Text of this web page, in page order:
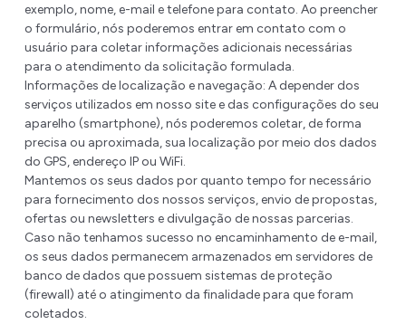
exemplo, nome, e-mail e telefone para contato. Ao preencher
o formulário, nós poderemos entrar em contato com o
usuário para coletar informações adicionais necessárias
para o atendimento da solicitação formulada.
Informações de localização e navegação: A depender dos
serviços utilizados em nosso site e das configurações do seu
aparelho (smartphone), nós poderemos coletar, de forma
precisa ou aproximada, sua localização por meio dos dados
do GPS, endereço IP ou WiFi.
Mantemos os seus dados por quanto tempo for necessário
para fornecimento dos nossos serviços, envio de propostas,
ofertas ou newsletters e divulgação de nossas parcerias.
Caso não tenhamos sucesso no encaminhamento de e-mail,
os seus dados permanecem armazenados em servidores de
banco de dados que possuem sistemas de proteção
(firewall) até o atingimento da finalidade para que foram
coletados.